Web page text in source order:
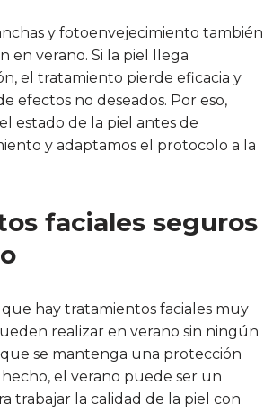
y fotoenvejecimiento también
en verano. Si la piel llega
el tratamiento pierde eficacia y
efectos no deseados. Por eso,
estado de la piel antes de
y adaptamos el protocolo a la
faciales seguros
hay tratamientos faciales muy
realizar en verano sin ningún
se mantenga una protección
el verano puede ser un
trabajar la calidad de la piel con